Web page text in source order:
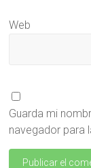
Web
Guarda mi
navegador para